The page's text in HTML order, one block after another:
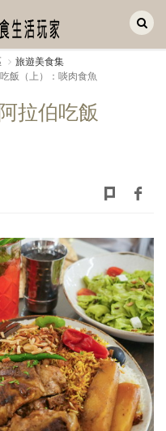
旅遊美食集
飯（上）：啖肉食魚
拉伯吃飯